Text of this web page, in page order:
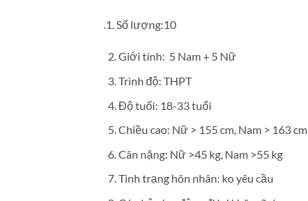
.1. Số lượng:10
Giới tính: 5 Nam + 5 Nữ
Trình độ: THPT
Độ tuổi: 18-33 tuổi
Chiều cao: Nữ > 155 cm, Nam > 163 cm
Cân nặng: Nữ >45 kg, Nam >55 kg
Tình trạng hôn nhân: ko yêu cầu